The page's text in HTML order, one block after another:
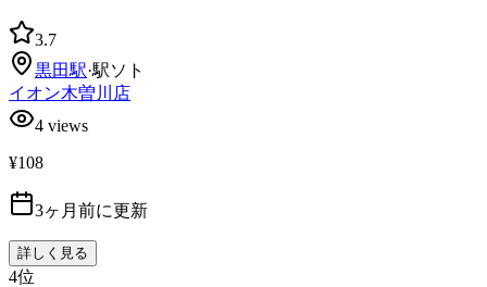
3.7
黒田駅·駅ソト
イオン木曽川店
4 views
¥108
3ヶ月前に更新
詳しく見る
4位